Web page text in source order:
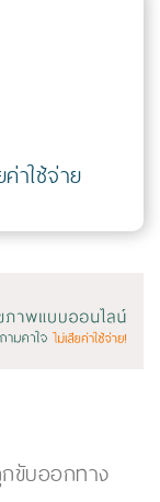
าใช้จ่าย
ขับออกทาง